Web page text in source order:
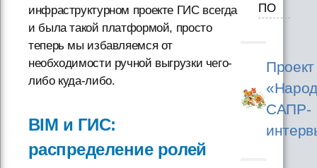
инфраструктурном проекте ГИС всегда
и была такой платформой, просто
теперь мы избавляемся от
необходимости ручной выгрузки чего-
либо куда-либо.
BIM и ГИС:
распределение ролей
ПО
Проект
САПР-